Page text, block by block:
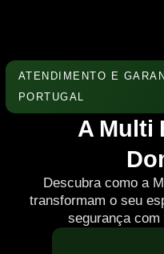
ATENDIMENTO E
PORTUGAL
A Multi
Descubra como a
transformam o seu
segurança com